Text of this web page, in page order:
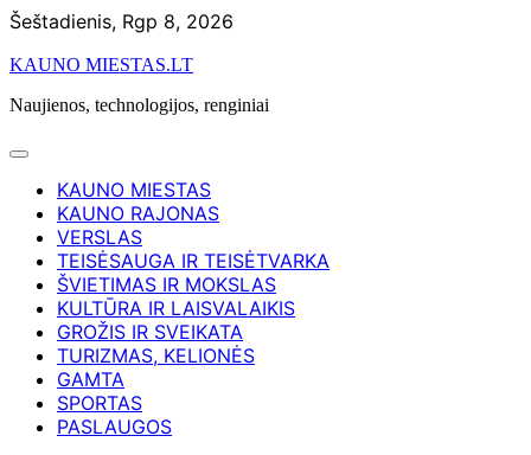
Skip
content
Šeštadienis, Rgp 8, 2026
KAUNO MIESTAS.LT
Naujienos, technologijos, renginiai
KAUNO MIESTAS
KAUNO RAJONAS
VERSLAS
TEISĖSAUGA IR TEISĖTVARKA
ŠVIETIMAS IR MOKSLAS
KULTŪRA IR LAISVALAIKIS
GROŽIS IR SVEIKATA
TURIZMAS, KELIONĖS
GAMTA
SPORTAS
PASLAUGOS